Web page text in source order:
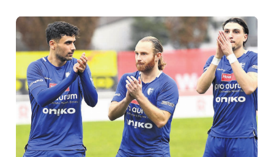
Stellen
E-
Paper
Newsletter
App